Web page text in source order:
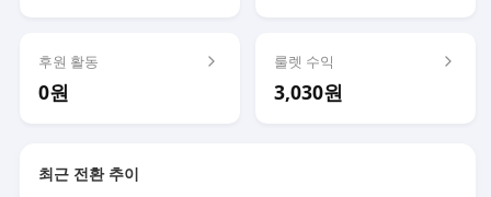
후원 활동
0원
룰렛 수익
3,030원
최근 전환 추이